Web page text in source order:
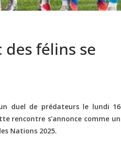
des félins se
duel de prédateurs le lundi 16
rencontre s’annonce comme un
Nations 2025.